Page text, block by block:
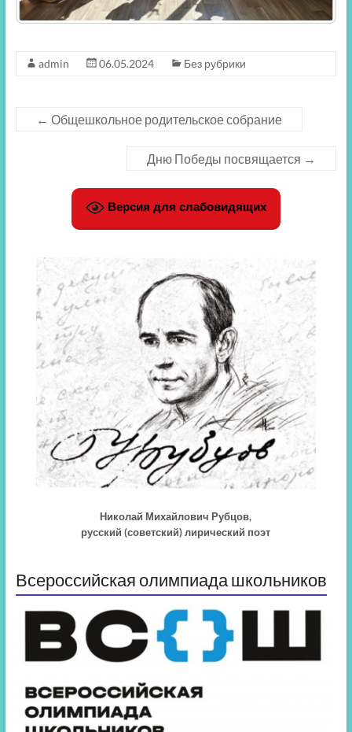
admin 06.05.2024 Без рубрики
← Общешкольное родительское собрание
Дню Победы посвящается →
Версия для слабовидящих
Николай Михайлович Рубцов,
русский (советский) лирический поэт
Всероссийская олимпиада школьников